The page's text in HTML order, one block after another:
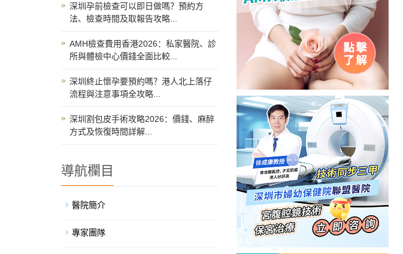
深圳孕前檢查可以即日做嗎？預約方
法、檢查時間及取報告攻略...
AMH檢查費用香港2026：私家醫院、診
所與體檢中心價錢全面比較...
深圳終止懷孕要預約嗎？港人北上落仔
流程與注意事項全攻略...
深圳割包皮手術攻略2026：價錢、麻醉
方式及恢復時間詳解...
導航欄目
醫院簡介
專家團隊